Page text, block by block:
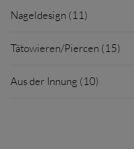
Nageldesign (11)
Tätowieren/Piercen (15)
Aus der Innung (10)